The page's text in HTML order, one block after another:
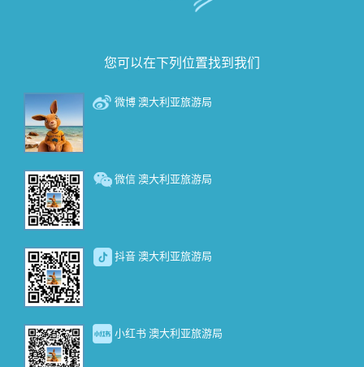
您可以在下列位置找到我们
微博 澳大利亚旅游局
微信 澳大利亚旅游局
抖音 澳大利亚旅游局
小红书 澳大利亚旅游局